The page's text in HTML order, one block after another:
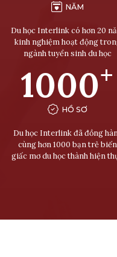
NĂM
Du học Interlink có hơn 20
kinh nghiệm hoạt động
ngành tuyển sinh du học
1000+
HỒ SƠ
Du học Interlink đã đồng
cùng hơn 1000 bạn trẻ biến
giấc mơ du học thành hiện